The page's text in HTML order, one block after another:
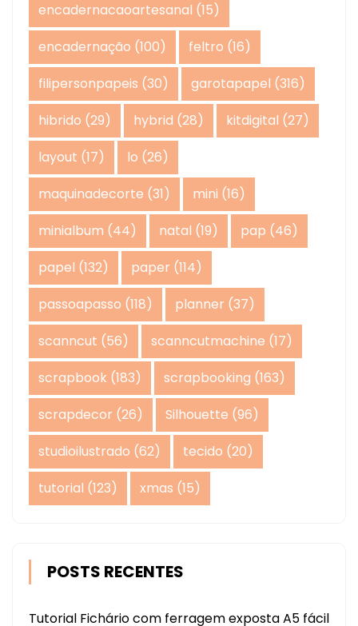
encadernacaoartesanal (15)
encadernação (100) feltro (16)
filipersonpapeis (30) garotapapel (316)
hibrido (29) hybrid (28) kitdigital (27)
layout (17) lo (26)
maquinadecorte (31) mini (16)
minialbum (44) natal (19) pap (46)
papel (132) paper (114)
passoapasso (118) planner (37)
scanncut (56) scanncutmachine (17)
scrapbook (183) scrapbooking (163)
scrapdecor (26) Silhouette (96)
studioilustrado (62) tecido (20)
tutorial (123) xmas (15)
POSTS RECENTES
Tutorial Fichário com ferragem exposta A5 fácil